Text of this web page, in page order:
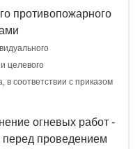
противопожарного
целевого
в соответствии с приказом
огневых работ -
перед проведением